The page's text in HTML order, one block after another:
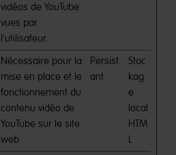
vidéos de YouTube
vues par
l'utilisateur.
Nécessaire pour la
mise en place et le
fonctionnement du
contenu vidéo de
YouTube sur le site
web.
Persist
ant
Stoc
kag
e
local
HTM
L